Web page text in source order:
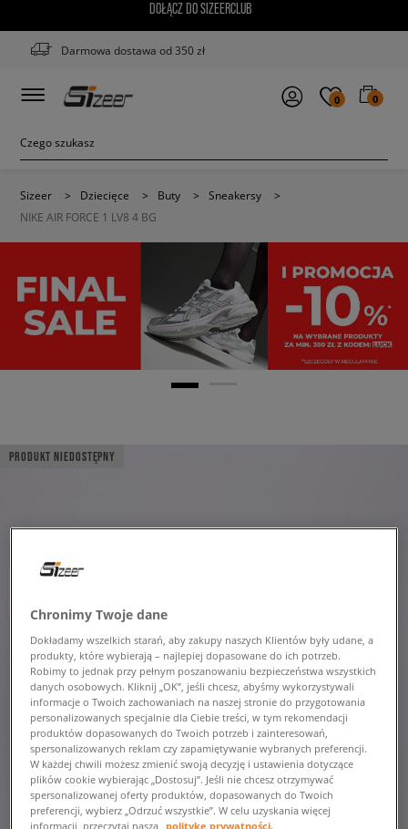
DOŁĄCZ DO SIZEERCLUB
Darmowa dostawa od 350 zł
0 0
Sizeer > Dziecięce > Buty > Sneakersy
>
NIKE AIR FORCE 1 LV8 4 BG
PRODUKT NIEDOSTĘPNY
Chronimy Twoje dane
Dokładamy wszelkich starań, aby zakupy naszych Klientów były udane, a
produkty, które wybierają – najlepiej dopasowane do ich potrzeb.
Robimy to jednak przy pełnym poszanowaniu bezpieczeństwa wszystkich
danych osobowych. Kliknij „OK”, jeśli chcesz, abyśmy wykorzystywali
informacje o Twoich zachowaniach na naszej stronie do przygotowania
personalizowanych specjalnie dla Ciebie treści, w tym rekomendacji
produktów dopasowanych do Twoich potrzeb i zainteresowań,
spersonalizowanych reklam czy zapamiętywanie wybranych preferencji.
W każdej chwili możesz zmienić swoją decyzję i ustawienia dotyczące
plików cookie wybierając „Dostosuj”. Jeśli nie chcesz otrzymywać
spersonalizowanej oferty produktów, dopasowanych do Twoich
preferencji, wybierz „Odrzuć wszystkie”. W celu uzyskania więcej
informacji, przeczytaj naszą politykę prywatności.